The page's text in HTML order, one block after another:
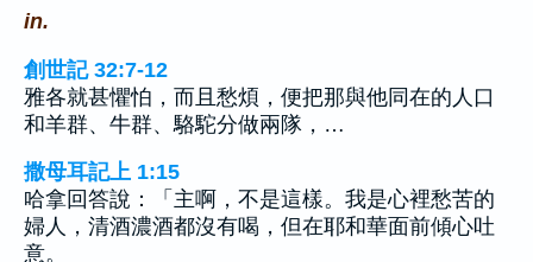
in.
創世記 32:7-12
雅各就甚懼怕，而且愁煩，便把那與他同在的人口
和羊群、牛群、駱駝分做兩隊，…
撒母耳記上 1:15
哈拿回答說：「主啊，不是這樣。我是心裡愁苦的
婦人，清酒濃酒都沒有喝，但在耶和華面前傾心吐
意。